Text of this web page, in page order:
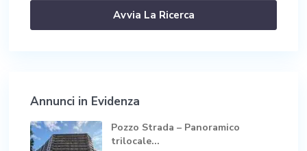
Annunci in Evidenza
Pozzo Strada – Panoramico
trilocale...